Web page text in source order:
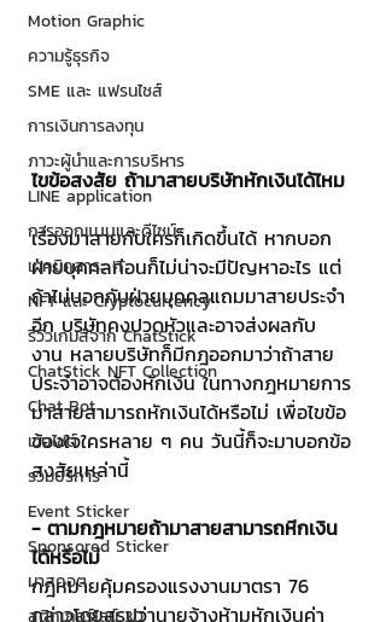
Motion Graphic
ความรู้ธุรกิจ
SME และ แฟรนไชส์
การเงินการลงทุน
ภาวะผู้นำและการบริหาร
LINE application
การออกแบบและดีไซน์
เทคนิคสาระ IT
NFT และ Cryptocurrency
รีวิวเกมส์จาก ChatStick
ChatStick NFT Collection
Chat Bot
เวบไซต์
รวมบริการ
Event Sticker
Sponsored Sticker
มาสคอต
สติกเกอร์ไลน์ 3D
ไขข้อสงสัย ถ้ามาสายบริษัทหักเงินได้ไหม
เรื่องมาสายกับใครก็เกิดขึ้นได้ หากบอก
ฝ่ายบุคคลก่อนก็ไม่น่าจะมีปัญหาอะไร แต่
ถ้าไม่บอกกับฝ่ายบุคคลแถมมาสายประจำ
อีก บริษัทคงปวดหัวและอาจส่งผลกับ
งาน หลายบริษัทก็มีกฎออกมาว่าถ้าสาย
ประจำอาจต้องหักเงิน ในทางกฎหมายการ
มาสายสามารถหักเงินได้หรือไม่ เพื่อไขข้อ
ข้องใจใครหลาย ๆ คน วันนี้ก็จะมาบอกข้อ
สงสัยเหล่านี้
- ตามกฎหมายถ้ามาสายสามารถหีกเงิน
ได้หรือไม่
กฎหมายคุ้มครองแรงงานมาตรา 76
กล่าวโดยสรุปว่านายจ้างห้ามหักเงินค่า